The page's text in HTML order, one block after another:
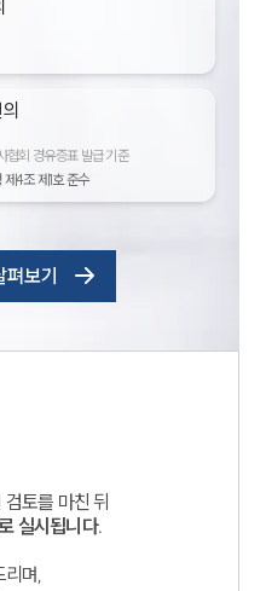
협회 경유증표 발급 기준
4조 제1호 준수
보기
토를 마친 뒤
실시됩니다.
며,